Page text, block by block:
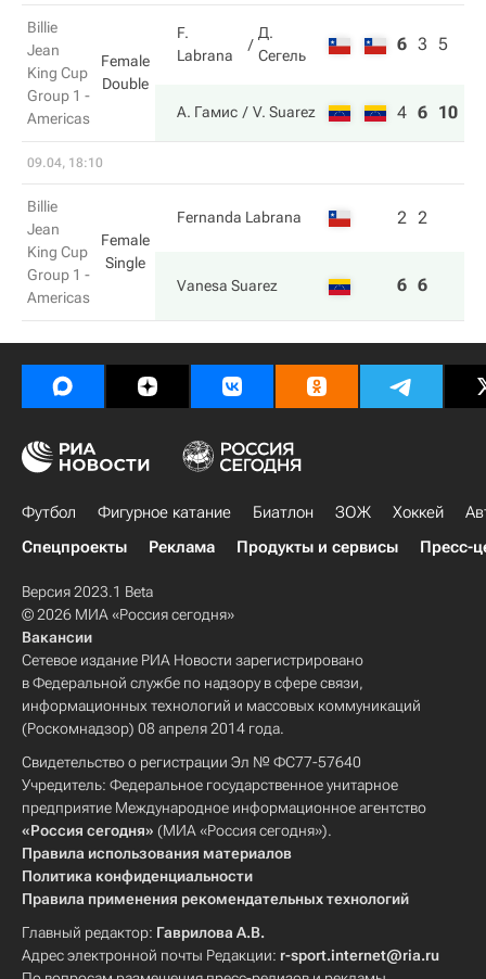
Billie
Jean
King Cup
Group 1 -
Americas
Female
Double
F.
Labrana
Д.
Сегель
6 3 5
А. Гамис V. Suarez 4 6 10
09.04, 18:10
Billie
Jean
King Cup
Group 1 -
Americas
Female
Single
Fernanda Labrana 2 2
Vanesa Suarez 6 6
Футбол Фигурное катание Биатлон ЗОЖ Хоккей
Спецпроекты
Реклама Продукты и сервисы Пресс-
Версия 2023.1 Beta
© 2026 МИА «Россия сегодня»
Вакансии
Сетевое издание РИА Новости зарегистрировано
в Федеральной службе по надзору в сфере связи,
информационных технологий и массовых коммуникаций
(Роскомнадзор) 08 апреля 2014 года.
Свидетельство о регистрации Эл № ФС77-57640
Учредитель: Федеральное государственное унитарное
предприятие Международное информационное агентство
«Россия сегодня» (МИА «Россия сегодня»).
Правила использования материалов
Политика конфиденциальности
Правила применения рекомендательных технологий
Главный редактор: Гаврилова А.В.
Адрес электронной почты Редакции: r-sport.internet@ria.ru